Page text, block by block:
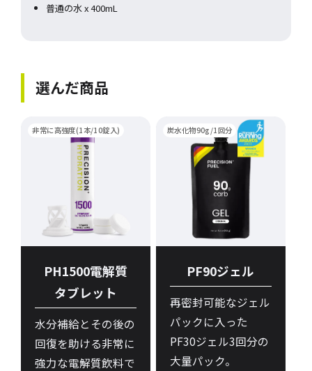
普通の水 x 400mL
選んだ商品
非常に高強度(1本/10錠入)
PH1500電解質
タブレット
水分補給とその後の
回復を助ける非常に
強力な電解質飲料で
炭水化物90g/1回分
PF90ジェル
再密封可能なジェル
パックに入った
PF30ジェル3回分の
大量パック。